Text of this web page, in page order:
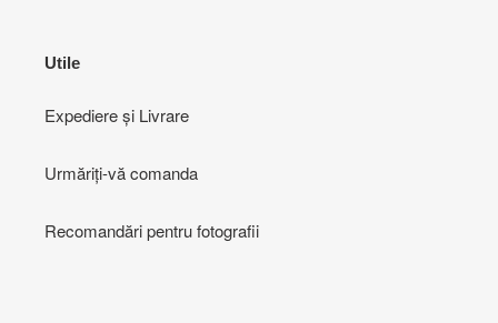
Utile
Expediere și Livrare
Urmăriți-vă comanda
Recomandări pentru fotografii